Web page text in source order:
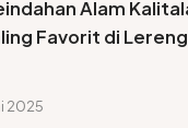
Alam
Favorit di
2025